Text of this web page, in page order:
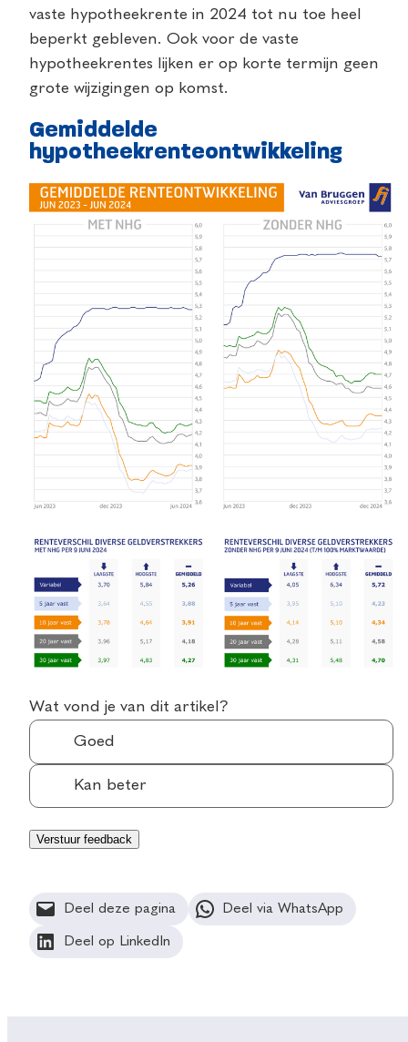
vaste hypotheekrente in 2024 tot nu toe heel
beperkt gebleven. Ook voor de vaste
hypotheekrentes lijken er op korte termijn geen
grote wijzigingen op komst.
Gemiddelde
hypotheekrenteontwikkeling
Wat vond je van dit artikel?
Goed
Kan beter
Deel deze pagina Deel via WhatsApp
Deel op LinkedIn